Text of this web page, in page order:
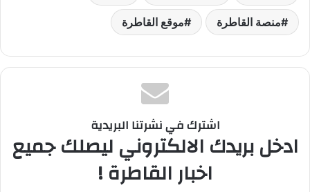
منصة القاطرة موقع القاطرة
اشترك في نشرتنا البريدية
ادخل بريدك الالكتروني ليصلك جميع
اخبار القاطرة !